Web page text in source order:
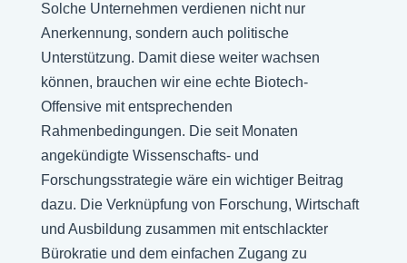
Solche Unternehmen verdienen nicht nur
Anerkennung, sondern auch politische
Unterstützung. Damit diese weiter wachsen
können, brauchen wir eine echte Biotech-
Offensive mit entsprechenden
Rahmenbedingungen. Die seit Monaten
angekündigte Wissenschafts- und
Forschungsstrategie wäre ein wichtiger Beitrag
dazu. Die Verknüpfung von Forschung, Wirtschaft
und Ausbildung zusammen mit entschlackter
Bürokratie und dem einfachen Zugang zu